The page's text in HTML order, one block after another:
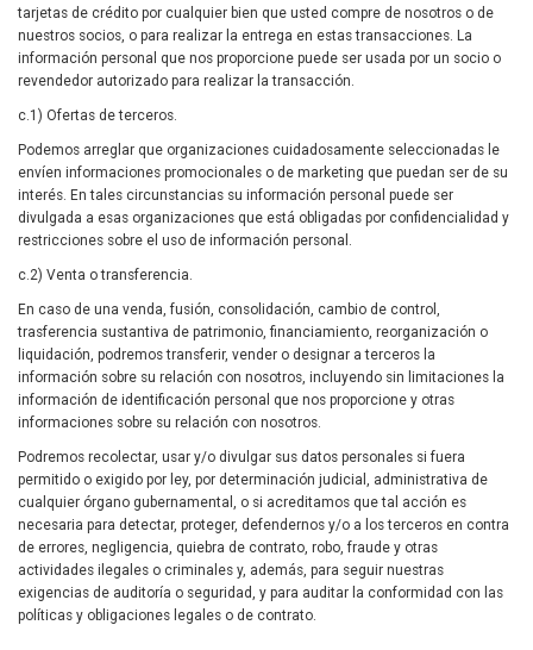
tarjetas de crédito por cualquier bien que usted compre de nosotros o de
nuestros socios, o para realizar la entrega en estas transacciones. La
información personal que nos proporcione puede ser usada por un socio o
revendedor autorizado para realizar la transacción.
c.1) Ofertas de terceros.
Podemos arreglar que organizaciones cuidadosamente seleccionadas le
envíen informaciones promocionales o de marketing que puedan ser de su
interés. En tales circunstancias su información personal puede ser
divulgada a esas organizaciones que está obligadas por confidencialidad y
restricciones sobre el uso de información personal.
c.2) Venta o transferencia.
En caso de una venda, fusión, consolidación, cambio de control,
trasferencia sustantiva de patrimonio, financiamiento, reorganización o
liquidación, podremos transferir, vender o designar a terceros la
información sobre su relación con nosotros, incluyendo sin limitaciones la
información de identificación personal que nos proporcione y otras
informaciones sobre su relación con nosotros.
Podremos recolectar, usar y/o divulgar sus datos personales si fuera
permitido o exigido por ley, por determinación judicial, administrativa de
cualquier órgano gubernamental, o si acreditamos que tal acción es
necesaria para detectar, proteger, defendernos y/o a los terceros en contra
de errores, negligencia, quiebra de contrato, robo, fraude y otras
actividades ilegales o criminales y, además, para seguir nuestras
exigencias de auditoría o seguridad, y para auditar la conformidad con las
políticas y obligaciones legales o de contrato.